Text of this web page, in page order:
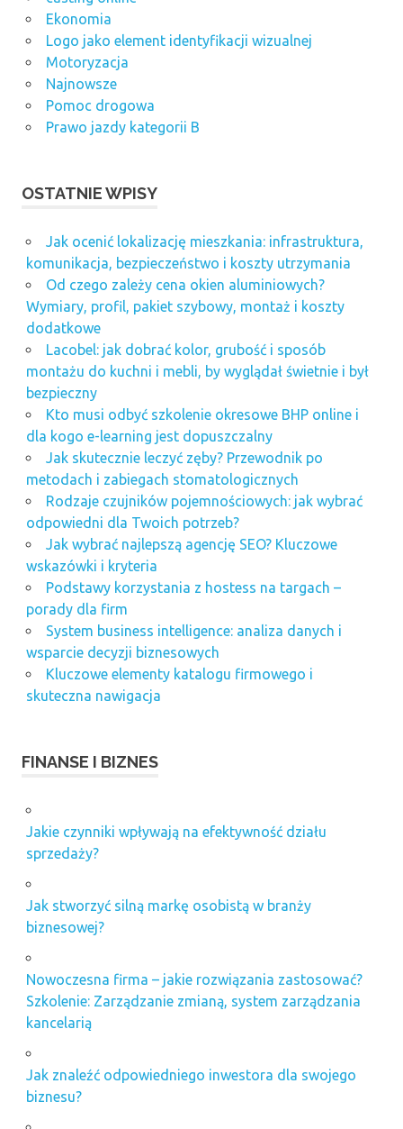
Ekonomia
Logo jako element identyfikacji wizualnej
Motoryzacja
Najnowsze
Pomoc drogowa
Prawo jazdy kategorii B
OSTATNIE WPISY
Jak ocenić lokalizację mieszkania: infrastruktura,
komunikacja, bezpieczeństwo i koszty utrzymania
Od czego zależy cena okien aluminiowych?
Wymiary, profil, pakiet szybowy, montaż i koszty
dodatkowe
Lacobel: jak dobrać kolor, grubość i sposób
montażu do kuchni i mebli, by wyglądał świetnie i był
bezpieczny
Kto musi odbyć szkolenie okresowe BHP online i
dla kogo e-learning jest dopuszczalny
Jak skutecznie leczyć zęby? Przewodnik po
metodach i zabiegach stomatologicznych
Rodzaje czujników pojemnościowych: jak wybrać
odpowiedni dla Twoich potrzeb?
Jak wybrać najlepszą agencję SEO? Kluczowe
wskazówki i kryteria
Podstawy korzystania z hostess na targach –
porady dla firm
System business intelligence: analiza danych i
wsparcie decyzji biznesowych
Kluczowe elementy katalogu firmowego i
skuteczna nawigacja
FINANSE I BIZNES
Jakie czynniki wpływają na efektywność działu
sprzedaży?
Jak stworzyć silną markę osobistą w branży
biznesowej?
Nowoczesna firma – jakie rozwiązania zastosować?
Szkolenie: Zarządzanie zmianą, system zarządzania
kancelarią
Jak znaleźć odpowiedniego inwestora dla swojego
biznesu?